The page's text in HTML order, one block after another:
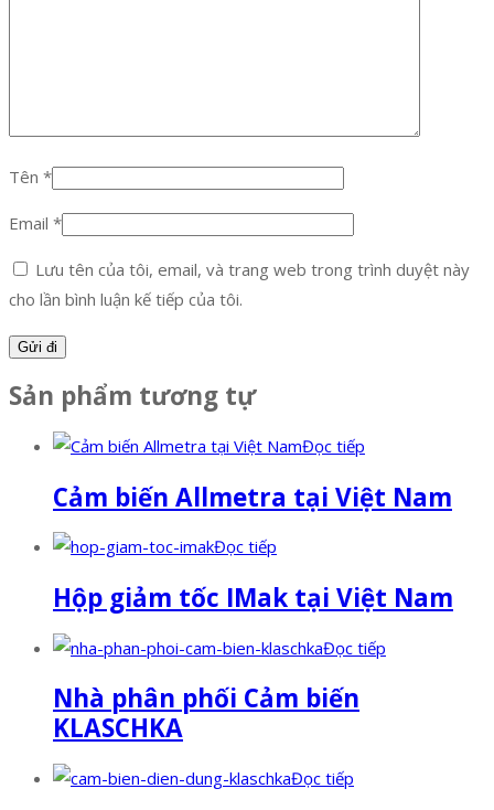
Tên *
Email *
Lưu tên của tôi, email, và trang web trong trình duyệt này
cho lần bình luận kế tiếp của tôi.
Sản phẩm tương tự
Đọc tiếp
Cảm biến Allmetra tại Việt Nam
Đọc tiếp
Hộp giảm tốc IMak tại Việt Nam
Đọc tiếp
Nhà phân phối Cảm biến
KLASCHKA
Đọc tiếp